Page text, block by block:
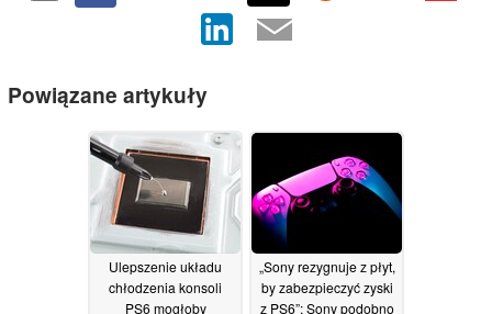
Powiązane artykuły
Ulepszenie układu
chłodzenia konsoli
PS6 mogłoby
„Sony rezygnuje z płyt,
by zabezpieczyć zyski
z PS6”: Sony podobno